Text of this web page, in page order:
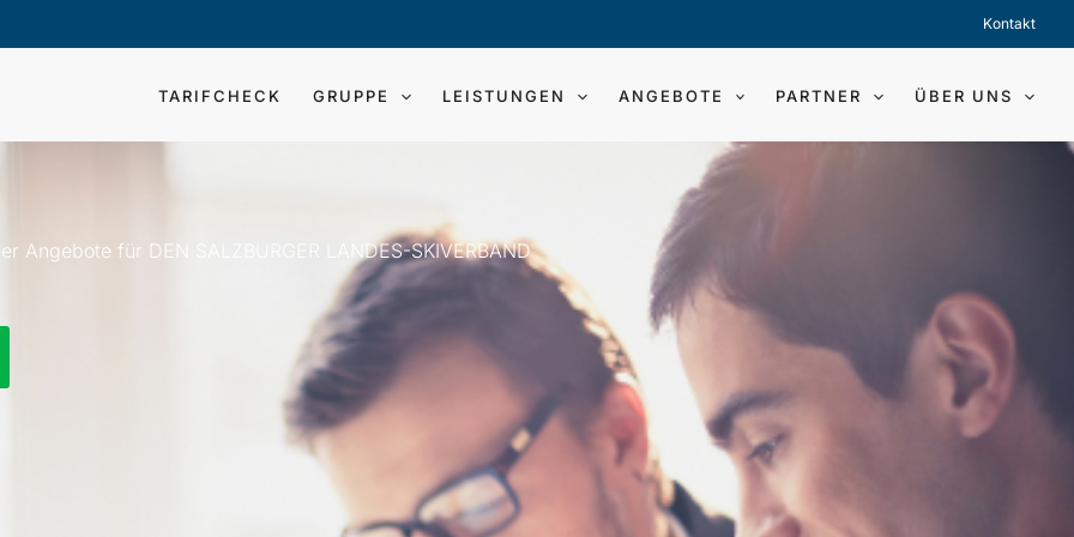
Kontakt
TARIFCHECK GRUPPE LEISTUNGEN ANGEBOTE PARTNER ÜBER UNS
Angebote​ für DEN SALZBURGER LANDES-SKIVERBAND